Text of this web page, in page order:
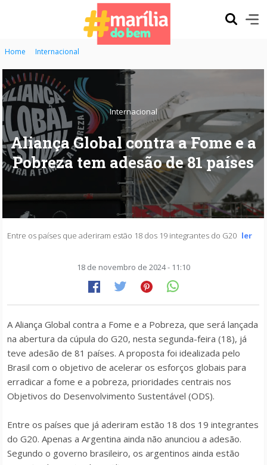
Home Internacional
Internacional
Aliança Global contra a Fome e a
Pobreza tem adesão de 81 países
Entre os países que aderiram estão 18 dos 19 integrantes do G20 ler
18 de novembro de 2024 - 11:10
A Aliança Global contra a Fome e a Pobreza, que será lançada
na abertura da cúpula do G20, nesta segunda-feira (18), já
teve adesão de 81 países. A proposta foi idealizada pelo
Brasil com o objetivo de acelerar os esforços globais para
erradicar a fome e a pobreza, prioridades centrais nos
Objetivos do Desenvolvimento Sustentável (ODS).
Entre os países que já aderiram estão 18 dos 19 integrantes
do G20. Apenas a Argentina ainda não anunciou a adesão.
Segundo o governo brasileiro, os argentinos ainda estão